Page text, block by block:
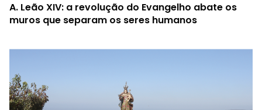
A. Leão XIV: a revolução do Evangelho abate os
muros que separam os seres humanos